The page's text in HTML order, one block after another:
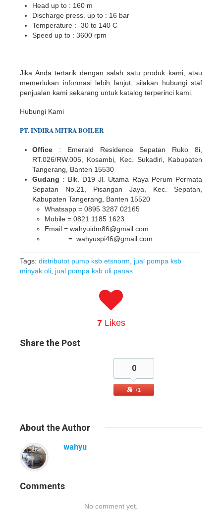
Head up to : 160 m
Discharge press. up to : 16 bar
Temperature : -30 to 140 C
Speed up to : 3600 rpm
Jika Anda tertarik dengan salah satu produk kami, atau
memerlukan informasi lebih lanjut, silakan hubungi staf
penjualan kami sekarang untuk katalog terperinci kami.
Hubungi Kami
PT.INDIRA MITRA BOILER
Office : Emerald Residence Sepatan Ruko 8i,
RT.026/RW.005, Kosambi, Kec. Sukadiri, Kabupaten
Tangerang, Banten 15530
Gudang : Blk. D19 Jl. Utama Raya Perum Permata
Sepatan No.21, Pisangan Jaya, Kec. Sepatan,
Kabupaten Tangerang, Banten 15520
Whatsapp = 0895 3287 02165
Mobile = 0821 1185 1623
Email = wahyuidm86@gmail.com
= wahyuspi46@gmail.com
Tags: distributot pump ksb etsnorm
jual pompa ksb
minyak oli jual pompa ksb oli panas
7Likes
Sharethe Post
0
+1
About the Author
wahyu
Comments
No comment yet.